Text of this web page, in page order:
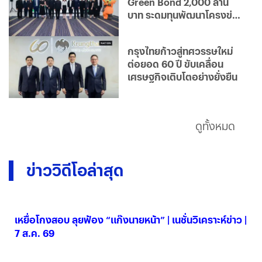
บาท ระดมทุนพัฒนาโครงข่าย
กรุงไทยก้าวสู่ทศวรรษใหม่
ต่อยอด 60 ปี ขับเคลื่อน
เศรษฐกิจเติบโตอย่างยั่งยืน
ดูทั้งหมด
ข่าววิดีโอล่าสุด
เหยื่อโกงสอบ ลุยฟ้อง “แก๊งนายหน้า” | เนชั่นวิเคราะห์ข่าว |
7 ส.ค. 69